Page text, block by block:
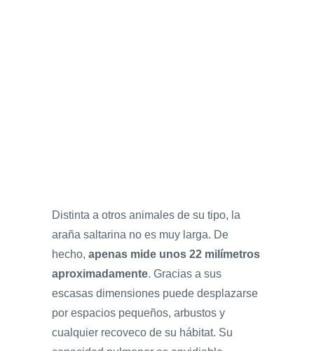
Distinta a otros animales de su tipo, la
araña saltarina no es muy larga. De
hecho, apenas mide unos 22 milímetros
aproximadamente. Gracias a sus
escasas dimensiones puede desplazarse
por espacios pequeños, arbustos y
cualquier recoveco de su hábitat. Su